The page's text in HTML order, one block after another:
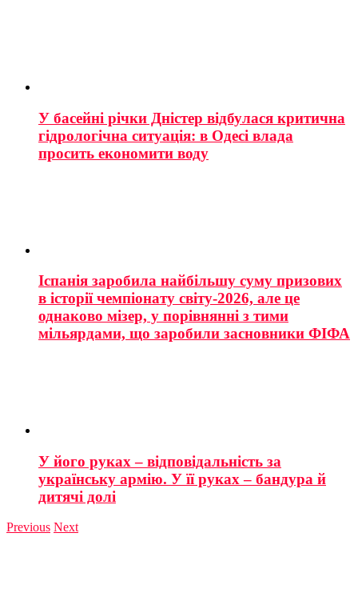
У басейні річки Дністер відбулася критична
гідрологічна ситуація: в Одесі влада
просить економити воду
Іспанія заробила найбільшу суму призових
в історії чемпіонату світу-2026, але це
однаково мізер, у порівнянні з тими
мільярдами, що заробили засновники ФІФА
У його руках – відповідальність за
українську армію. У її руках – бандура й
дитячі долі
Previous Next